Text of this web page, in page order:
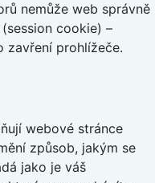
nemůže web správně
cookie) –
zavření prohlížeče.
webové stránce
způsob, jakým se
jako je váš